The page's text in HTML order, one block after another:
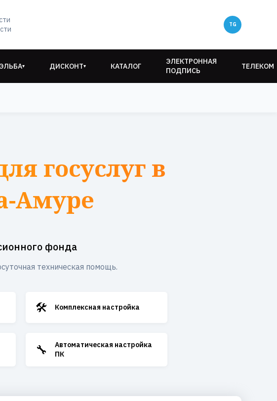
ЭЛЬБА▾ ДИСКОНТ▾ КАТАЛОГ
ЭЛЕКТРОННАЯ
ПОДПИСЬ
ТЕЛЕКОМ
госуслуг в
Амуре
фонда
техническая помощь.
🛠️ Комплексная настройка
🔧
Автоматическая настройка
ПК